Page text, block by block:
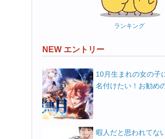
ランキング
NEW エントリー
10月生まれの女の子
名付けたい！お勧め
暇人だと思われてな